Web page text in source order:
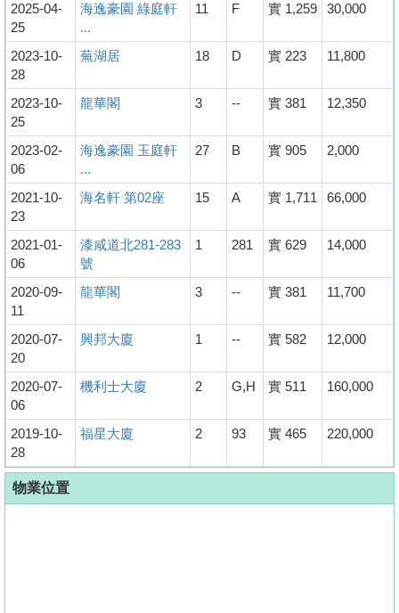
2025-04-
25
海逸豪園 綠庭軒
...
11 F 實 1,259 30,000
2023-10-
28
蕪湖居 18 D 實 223 11,800
2023-10-
25
龍華閣 3 -- 實 381 12,350
2023-02-
06
海逸豪園 玉庭軒
...
27 B 實 905 2,000
2021-10-
23
海名軒 第02座 15 A 實 1,711 66,000
2021-01-
06
漆咸道北281-283
號
1 281 實 629 14,000
2020-09-
11
龍華閣 3 -- 實 381 11,700
2020-07-
20
興邦大廈 1 -- 實 582 12,000
2020-07-
06
機利士大廈 2 G,H 實 511 160,000
2019-10-
28
福星大廈 2 93 實 465 220,000
物業位置